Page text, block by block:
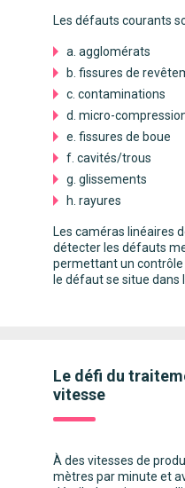
Les défauts courants
a. agglomérats
b. fissures de
c. contaminations
d. micro-
e. fissures de boue
f. cavités/trous
g. glissements
h. rayures
Les caméras linéaires
détecter les défauts
permettant un
le défaut se situe dans
Le défi du
vitesse
À des vitesses de
mètres par minute et